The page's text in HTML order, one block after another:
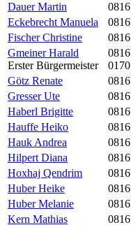
Dauer Martin
Eckebrecht Manuela
Fischer Christine
Gmeiner Harald
Erster Bürgermeister
Götz Renate
Gresser Ute
Haberl Brigitte
Hauffe Heiko
Hauk Andrea
Hilpert Diana
Hoxhaj Qendrim
Huber Heike
Huber Melanie
Kern Mathias